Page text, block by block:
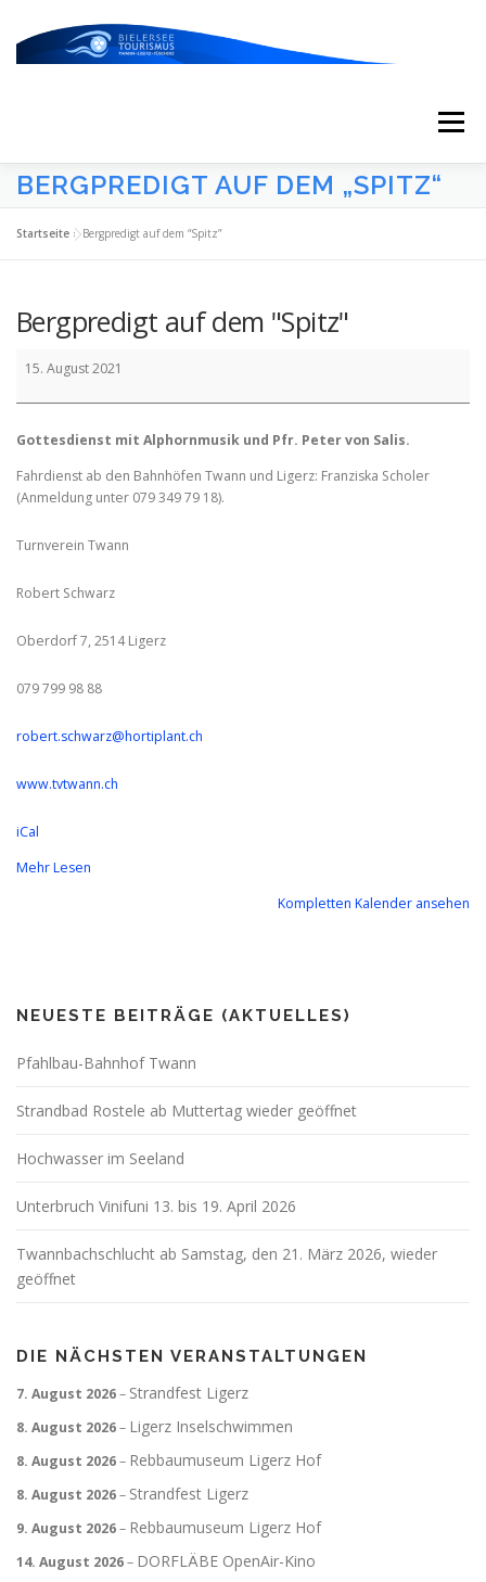
Menü
ESSEN/TRINKEN/SCHLAFEN
ÜBER UNS
BERGPREDIGT AUF DEM „SPITZ“
Startseite »Bergpredigt auf dem “Spitz”
Bergpredigt auf dem "Spitz"
dem
15. August 2021
Gottesdienst mit Alphornmusik und Pfr. Peter von Salis.
Fahrdienst ab den Bahnhöfen Twann und Ligerz: Franziska Scholer
(Anmeldung unter 079 349 79 18).
Turnverein Twann
Robert Schwarz
Oberdorf 7, 2514 Ligerz
079 799 98 88
robert.schwarz@hortiplant.ch
www.tvtwann.ch
iCal
Mehr Lesen
Kompletten Kalender ansehen
NEUESTE BEITRÄGE (AKTUELLES)
Pfahlbau-Bahnhof Twann
Strandbad Rostele ab Muttertag wieder geöffnet
Hochwasser im Seeland
Unterbruch Vinifuni 13. bis 19. April 2026
Twannbachschlucht ab Samstag, den 21. März 2026, wieder
geöffnet
DIE NÄCHSTEN VERANSTALTUNGEN
7. August 2026– Strandfest Ligerz
8. August 2026– Ligerz Inselschwimmen
8. August 2026– Rebbaumuseum Ligerz Hof
8. August 2026– Strandfest Ligerz
9. August 2026– Rebbaumuseum Ligerz Hof
14. August 2026– DORFLÄBE OpenAir-Kino